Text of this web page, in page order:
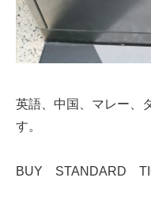
英語、中国、マレー、
す。
BUY STANDARD